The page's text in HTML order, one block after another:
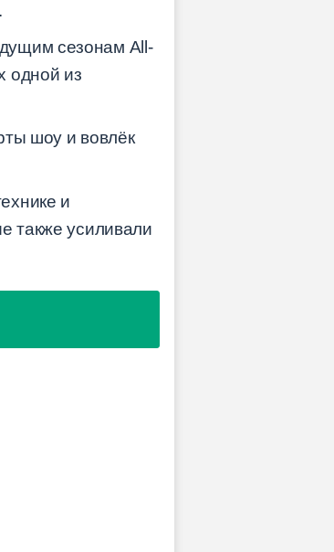
сезонам All-
одной из
шоу и вовлёк
и
также усиливали